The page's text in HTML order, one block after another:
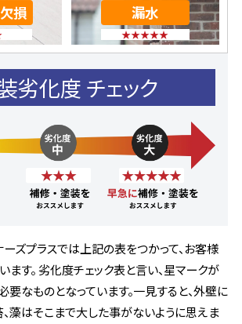
損 漏水
★★★★★
劣化度 チェック
ズプラスでは上記の表をつかって、お客様
ます。 劣化度チェック表と言い、星マークが
なものとなっています。一見すると、外壁に
藻はそこまで大した事がないように思えま